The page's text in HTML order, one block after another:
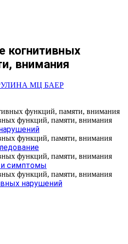
когнитивных
внимания
МЦ БАЕР
функций, памяти, внимания
функций, памяти, внимания
функций, памяти, внимания
функций, памяти, внимания
симптомы
функций, памяти, внимания
нарушений